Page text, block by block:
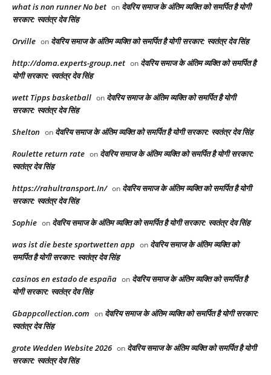
what is non runner No bet​ on देवरिय समाज के अंतिम व्यक्ति को समर्पित है योगी
सरकार: स्वतंत्र देव सिंह
Orville on देवरिय समाज के अंतिम व्यक्ति को समर्पित है योगी सरकार: स्वतंत्र देव सिंह
http://doma.experts-group.net on देवरिय समाज के अंतिम व्यक्ति को समर्पित है
योगी सरकार: स्वतंत्र देव सिंह
wett Tipps basketball on देवरिय समाज के अंतिम व्यक्ति को समर्पित है योगी
सरकार: स्वतंत्र देव सिंह
Shelton on देवरिय समाज के अंतिम व्यक्ति को समर्पित है योगी सरकार: स्वतंत्र देव सिंह
Roulette return rate on देवरिय समाज के अंतिम व्यक्ति को समर्पित है योगी सरकार:
स्वतंत्र देव सिंह
https://rahultransport.In/ on देवरिय समाज के अंतिम व्यक्ति को समर्पित है योगी
सरकार: स्वतंत्र देव सिंह
Sophie on देवरिय समाज के अंतिम व्यक्ति को समर्पित है योगी सरकार: स्वतंत्र देव सिंह
was ist die beste sportwetten app on देवरिय समाज के अंतिम व्यक्ति को
समर्पित है योगी सरकार: स्वतंत्र देव सिंह
casinos en estado de españa on देवरिय समाज के अंतिम व्यक्ति को समर्पित है
योगी सरकार: स्वतंत्र देव सिंह
Gbappcollection.com on देवरिय समाज के अंतिम व्यक्ति को समर्पित है योगी सरकार:
स्वतंत्र देव सिंह
grote Wedden Website 2026 on देवरिय समाज के अंतिम व्यक्ति को समर्पित है योगी
सरकार: स्वतंत्र देव सिंह